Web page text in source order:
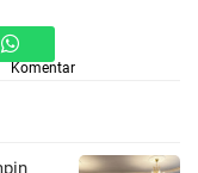
Komentar